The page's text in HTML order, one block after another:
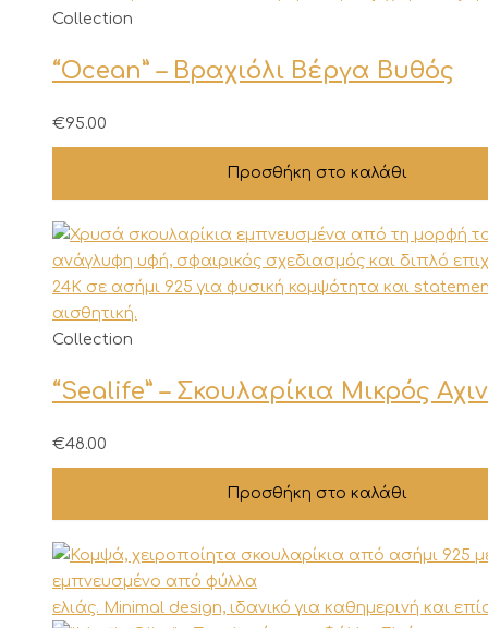
Collection
“Ocean” – Βραχιόλι Βέργα Βυθός
€95.00
Προσθήκη στο καλάθι
Collection
“Sealife” – Σκουλαρίκια Μικρός
€48.00
Προσθήκη στο καλάθι